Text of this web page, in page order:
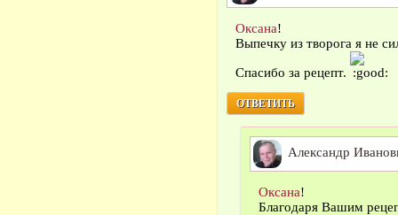
Оксана!
Выпечку из творога я не
Спасибо за рецепт.
ОТВЕТИТЬ
Александр
Оксана!
Благодаря Вашим